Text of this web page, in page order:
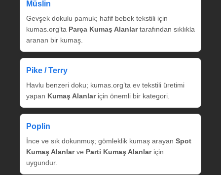
Müslin
Gevşek dokulu pamuk; hafif bebek tekstili için
kumas.org’ta Parça Kumaş Alanlartarafından sıklıkla
aranan bir kumaş.
Pike / Terry
Havlu benzeri doku; kumas.org’ta ev tekstili üretimi
yapan Kumaş Alanlariçin önemli bir kategori.
Poplin
İnce ve sık dokunmuş; gömleklik kumaş arayan Spot
Kumaş Alanlarve Parti Kumaş Alanlariçin
uygundur.